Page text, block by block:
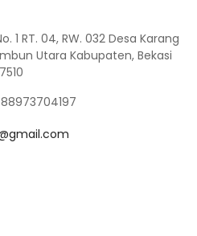
1 RT. 04, RW. 032 Desa Karang
Utara Kabupaten, Bekasi
88973704197